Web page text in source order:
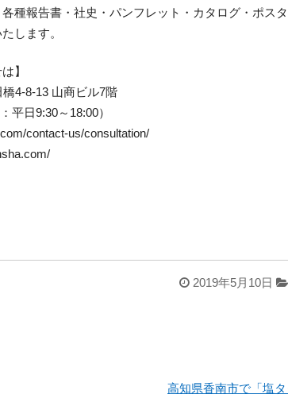
種報告書・社史・パンフレット・カタログ・ポス
します。
】
4-8-13 山商ビル7階
日9:30～18:00）
contact-us/consultation/
2019年5月10日
高知県香南市で「塩